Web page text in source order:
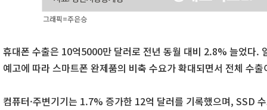
그래픽=주은승
휴대폰 수출은 10억5000만 달러로 전년 동월 대비 2.8% 늘었다.
예고에 따라 스마트폰 완제품의 비축 수요가 확대되면서 전체 수
컴퓨터·주변기기는 1.7% 증가한 12억 달러를 기록했으며, SSD